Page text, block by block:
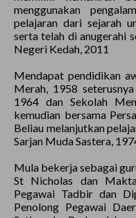
menggunakan
pelajaran dari sejarah
serta telah di anugerahi
Negeri Kedah, 2011
Mendapat pendidikan
Merah, 1958
1964 dan Sekolah
kemudian bersama
Beliau melanjutkan
Sarjan Muda Sastera,
Mula bekerja sebagai
St Nicholas dan
Pegawai Tadbir dan
Penolong Pegawai